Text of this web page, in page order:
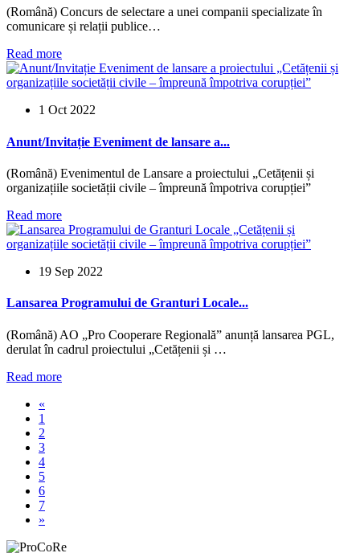
(Română) Concurs de selectare a unei companii specializate în
comunicare și relații publice…
Read more
1 Oct 2022
Anunt/Invitație Eveniment de lansare a...
(Română) Evenimentul de Lansare a proiectului „Cetățenii și
organizațiile societății civile – împreună împotriva corupției”
Read more
19 Sep 2022
Lansarea Programului de Granturi Locale...
(Română) AO „Pro Cooperare Regională” anunță lansarea PGL,
derulat în cadrul proiectului „Cetățenii și …
Read more
«
1
2
3
4
5
6
7
»